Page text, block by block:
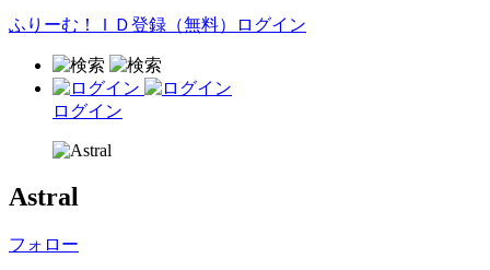
ふりーむ！ＩＤ登録（無料） ログイン
ログイン
Astral
フォロー